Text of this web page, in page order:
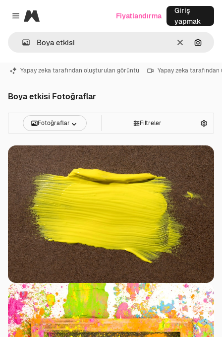
Close menu
Magnific
Temizlemek
Fiyatlandırma
Giriş
yapmak
Yapay zeka tarafından oluşturulan görüntü Yapay zeka
Boya etkisi Fotoğraflar
Fotoğraflar Filtreler